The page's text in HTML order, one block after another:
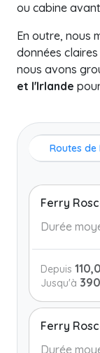
ou cabine
En outre, nous
données
nous avons
et l'Irlande
Routes
Ferry
Durée
Depuis
Jusqu'à
Ferry
Durée